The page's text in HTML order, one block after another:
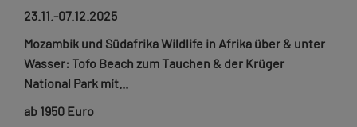
23.11.-07.12.2025
Mozambik und Südafrika Wildlife in Afrika über & unter
Wasser: Tofo Beach zum Tauchen & der Krüger
National Park mit...
ab 1950 Euro